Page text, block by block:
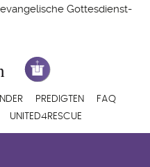
Gottesdienst-
PREDIGTEN
FAQ
UNITED4RESCUE